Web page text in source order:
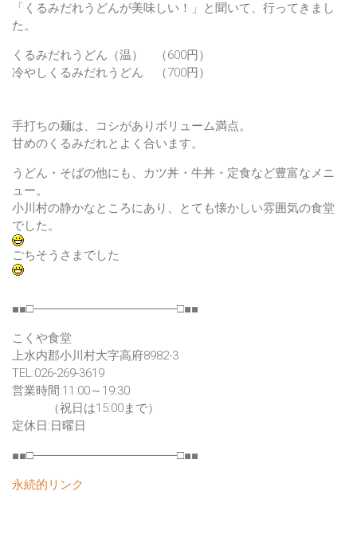
「くるみだれうどんが美味しい！」と聞いて、行ってきまし
た。
くるみだれうどん（温）
（600円）
冷やしくるみだれうどん （700円）
手打ちの麺は、コシがありボリューム満点。
甘めのくるみだれとよく合います。
うどん・そばの他にも、カツ丼・牛丼・定食など豊富なメニ
ュー。
小川村の静かなところにあり、とても懐かしい雰囲気の食堂
でした。
ごちそうさまでした
■■□――――――――――――□■■
こくや食堂
上水内郡小川村大字高府8982-3
TEL:026-269-3619
営業時間:11:00～19:30
（祝日は15:00まで）
定休日:日曜日
■■□――――――――――――□■■
永続的リンク